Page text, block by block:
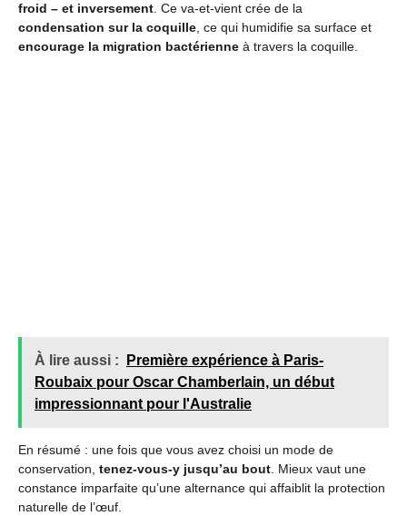
froid – et inversement . Ce va-et-vient crée de la
condensation sur la coquille , ce qui humidifie sa surface et
encourage la migration bactérienne à travers la coquille.
À lire aussi :
Première expérience à Paris-
Roubaix pour Oscar Chamberlain, un début
impressionnant pour l'Australie
En résumé : une fois que vous avez choisi un mode de
conservation, tenez-vous-y jusqu’au bout . Mieux vaut une
constance imparfaite qu’une alternance qui affaiblit la protection
naturelle de l’œuf.